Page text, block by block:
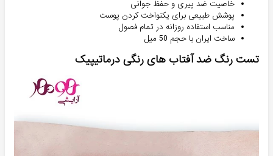
خاصیت ضد پیری و حفظ جوانی
پوشش طبیعی برای یکنواخت کردن پوست
مناسب استفاده روزانه در تمام فصول
ساخت ایران با حجم 50 میل
تست رنگ ضد آفتاب های رنگی درماتیپیک